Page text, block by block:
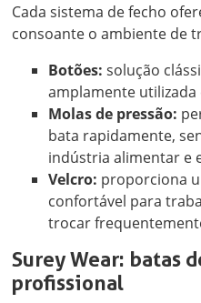
Cada sistema de fecho
consoante o ambiente de
Botões: solução
amplamente
Molas de pressão:
bata rapidamente,
indústria alimentar e
Velcro: proporciona
confortável para
trocar
Surey Wear: batas
profissional